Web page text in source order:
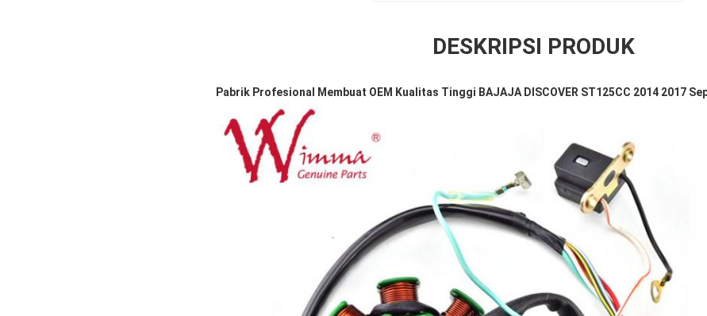
DESKRIPSI PRODUK
Pabrik Profesional Membuat OEM Kualitas Tinggi BAJAJA DISCOVER ST125CC 2014 2017